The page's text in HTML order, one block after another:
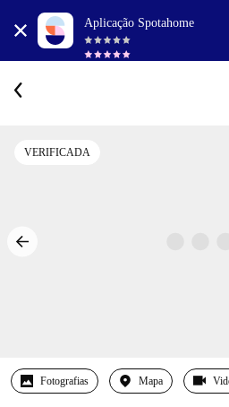
Aplicação Spotahome
VERIFICADA
Fotografias Mapa